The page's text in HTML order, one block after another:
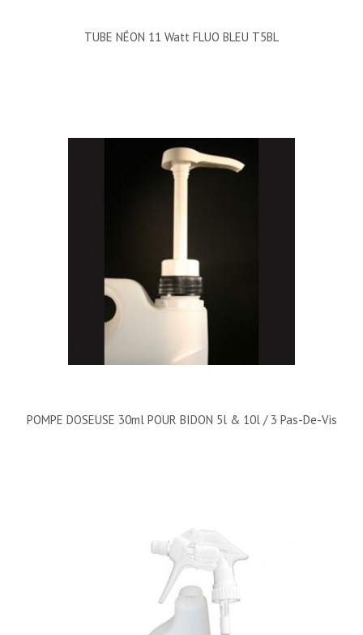
TUBE NÉON 11 Watt FLUO BLEU T5BL
POMPE DOSEUSE 30ml POUR BIDON 5l & 10l / 3 Pas-De-Vis